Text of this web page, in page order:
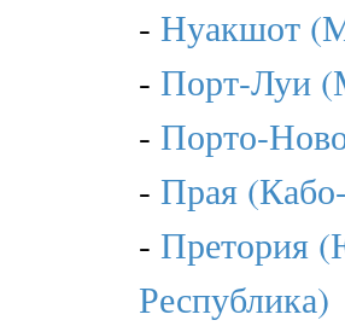
- Нуакшот
- Порт-Луи
- Порто-
- Прая
- Претория
Республика)